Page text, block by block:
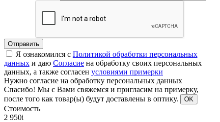
Отправить
Я ознакомился с Политикой обработки персональных
данных и даю Согласие на обработку своих персональных
данных, а также согласен условиями примерки
Нужно согласие на обработку персональных данных
Спасибо! Мы с Вами свяжемся и пригласим на примерку,
после того как товар(ы) будут доставлены в оптику.
OK
Стоимость
2 950i